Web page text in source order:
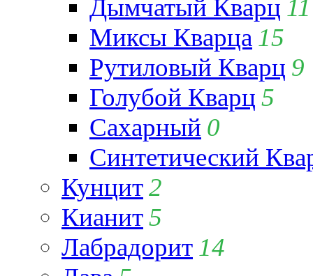
Дымчатый Кварц 11
Миксы Кварца 15
Рутиловый Кварц 9
Голубой Кварц 5
Сахарный 0
Синтетический
Кунцит2
Кианит5
Лабрадорит 14